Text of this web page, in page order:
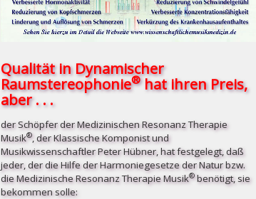
pause
Qualität in Dynamischer
Raumstereophonie®hat ihren Preis,
aber . . .
der Schöpfer der Medizinischen Resonanz Therapie
Musik®, der Klassische Komponist und
Musikwissenschaftler Peter Hübner, hat festgelegt, daß
jeder, der die Hilfe der Harmoniegesetze der Natur bzw.
die Medizinische Resonanz Therapie Musik®benötigt, sie
bekommen solle: